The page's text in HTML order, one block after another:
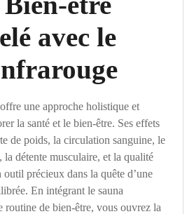
avec le
une approche holistique et
la santé et le bien-être. Ses effets
de poids, la circulation sanguine, le
la détente musculaire, et la qualité
précieux dans la quête d’une
En intégrant le sauna
routine de bien-être, vous ouvrez la